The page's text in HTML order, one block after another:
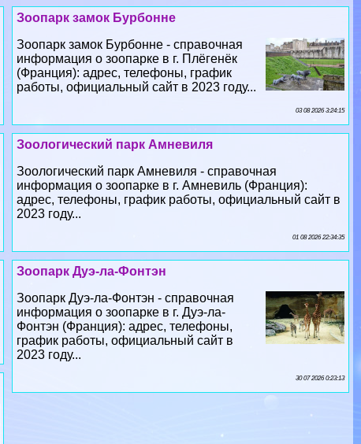
информация о зоопарке в г. Плёгенёк
(Франция): адрес, телефоны, график
работы, официальный сайт в 2023 году...
03 08 2026 3:24:15
Зоологический парк Амневиля
информация о зоопарке в г. Амневиль (Франция):
адрес, телефоны, график работы, официальный сайт в
2023 году...
01 08 2026 22:34:35
Зоопарк Дуэ-ла-Фонтэн
информация о зоопарке в г. Дуэ-ла-
Фонтэн (Франция): адрес, телефоны,
график работы, официальный сайт в
2023 году...
30 07 2026 0:23:13